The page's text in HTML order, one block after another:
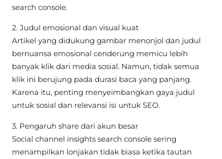
search console.
2. Judul emosional dan visual kuat
Artikel yang didukung gambar menonjol dan judul
bernuansa emosional cenderung memicu lebih
banyak klik dari media sosial. Namun, tidak semua
klik ini berujung pada durasi baca yang panjang.
Karena itu, penting menyeimbangkan gaya judul
untuk sosial dan relevansi isi untuk SEO.
3. Pengaruh share dari akun besar
Social channel insights search console sering
menampilkan lonjakan tidak biasa ketika tautan